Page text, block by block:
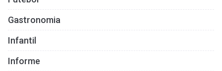
Gastronomia
Infantil
Informe